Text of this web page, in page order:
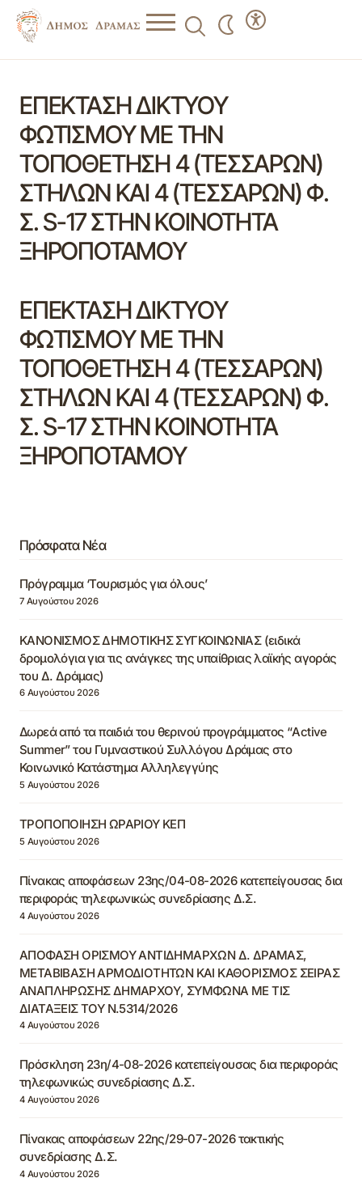
ΕΠΕΚΤΑΣΗ ΔΙΚΤΥΟΥ
ΦΩΤΙΣΜΟΥ ΜΕ ΤΗΝ
ΤΟΠΟΘΕΤΗΣΗ 4 (ΤΕΣΣΑΡΩΝ)
ΣΤΗΛΩΝ ΚΑΙ 4 (ΤΕΣΣΑΡΩΝ) Φ.
Σ. S-17 ΣΤΗΝ ΚΟΙΝΟΤΗΤΑ
ΞΗΡΟΠΟΤΑΜΟΥ
ΕΠΕΚΤΑΣΗ ΔΙΚΤΥΟΥ
ΦΩΤΙΣΜΟΥ ΜΕ ΤΗΝ
ΤΟΠΟΘΕΤΗΣΗ 4 (ΤΕΣΣΑΡΩΝ)
ΣΤΗΛΩΝ ΚΑΙ 4 (ΤΕΣΣΑΡΩΝ) Φ.
Σ. S-17 ΣΤΗΝ ΚΟΙΝΟΤΗΤΑ
ΞΗΡΟΠΟΤΑΜΟΥ
Πρόσφατα Νέα
Πρόγραμμα ‘Τουρισμός για όλους’
7 Αυγούστου 2026
ΚΑΝΟΝΙΣΜΟΣ ΔΗΜΟΤΙΚΗΣ ΣΥΓΚΟΙΝΩΝΙΑΣ (ειδικά
δρομολόγια για τις ανάγκες της υπαίθριας λαϊκής αγοράς
του Δ. Δράμας)
6 Αυγούστου 2026
Δωρεά από τα παιδιά του θερινού προγράμματος “Active
Summer” του Γυμναστικού Συλλόγου Δράμας στο
Κοινωνικό Κατάστημα Αλληλεγγύης
5 Αυγούστου 2026
ΤΡΟΠΟΠΟΙΗΣΗ ΩΡΑΡΙΟΥ ΚΕΠ
5 Αυγούστου 2026
Πίνακας αποφάσεων 23ης/04-08-2026 κατεπείγουσας δια
περιφοράς τηλεφωνικώς συνεδρίασης Δ.Σ.
4 Αυγούστου 2026
ΑΠΟΦΑΣΗ ΟΡΙΣΜΟΥ ΑΝΤΙΔΗΜΑΡΧΩΝ Δ. ΔΡΑΜΑΣ,
ΜΕΤΑΒΙΒΑΣΗ ΑΡΜΟΔΙΟΤΗΤΩΝ ΚΑΙ ΚΑΘΟΡΙΣΜΟΣ ΣΕΙΡΑΣ
ΑΝΑΠΛΗΡΩΣΗΣ ΔΗΜΑΡΧΟΥ, ΣΥΜΦΩΝΑ ΜΕ ΤΙΣ
ΔΙΑΤΑΞΕΙΣ ΤΟΥ Ν.5314/2026
4 Αυγούστου 2026
Πρόσκληση 23η/4-08-2026 κατεπείγουσας δια περιφοράς
τηλεφωνικώς συνεδρίασης Δ.Σ.
4 Αυγούστου 2026
Πίνακας αποφάσεων 22ης/29-07-2026 τακτικής
συνεδρίασης Δ.Σ.
4 Αυγούστου 2026